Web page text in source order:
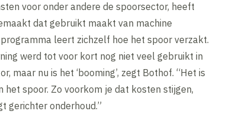
voor onder andere de spoorsector, heeft
dat gebruikt maakt van machine
leert zichzelf hoe het spoor verzakt.
werd tot voor kort nog niet veel gebruikt in
maar nu is het ‘booming’, zegt Bothof. “Het is
het spoor. Zo voorkom je dat kosten stijgen,
gerichter onderhoud.”